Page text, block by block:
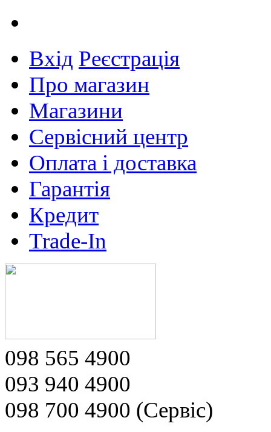
Вхід Реєстрація
Про магазин
Магазини
Сервісний центр
Оплата і доставка
Гарантія
Кредит
Trade-In
098 565 4900
093 940 4900
098 700 4900 (Сервіс)